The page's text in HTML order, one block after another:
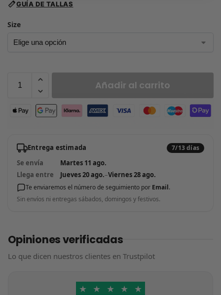
GUÍA DE TALLAS
Size
Añadir al carrito
Entrega estimada 7/13 días
Se envía
Martes 11 ago.
Llega entre
Jueves 20 ago.–Viernes 28 ago.
Te enviaremos el número de seguimiento por Email.
Sin envíos ni entregas sábados, domingos y festivos.
Opiniones verificadas
Lo que dicen nuestros clientes en Trustpilot
★ ★ ★ ★ ★